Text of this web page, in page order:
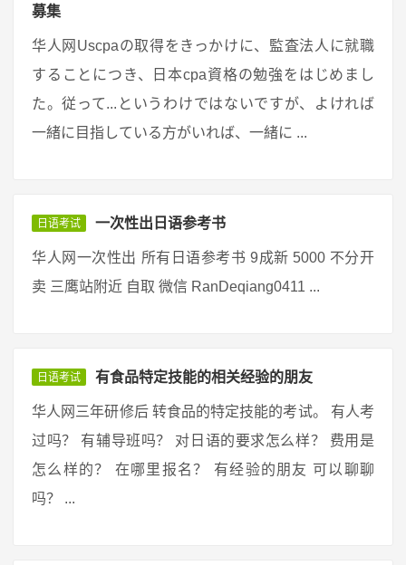
募集
华人网Uscpaの取得をきっかけに、監査法人に就職
することにつき、日本cpa資格の勉強をはじめまし
た。従って...というわけではないですが、よければ
一緒に目指している方がいれば、一緒に ...
日语考试 一次性出日语参考书
华人网一次性出 所有日语参考书 9成新 5000 不分开
卖 三鹰站附近 自取 微信 RanDeqiang0411 ...
日语考试 有食品特定技能的相关经验的朋友
华人网三年研修后 转食品的特定技能的考试。 有人考
过吗？ 有辅导班吗？ 对日语的要求怎么样？ 费用是
怎么样的？ 在哪里报名？ 有经验的朋友 可以聊聊
吗？ ...